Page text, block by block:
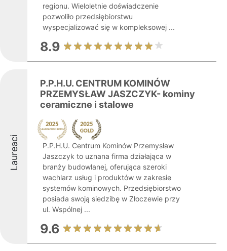
regionu. Wieloletnie doświadczenie
pozwoliło przedsiębiorstwu
wyspecjalizować się w kompleksowej ...
8.9
Laureaci
P.P.H.U. CENTRUM KOMINÓW
PRZEMYSŁAW JASZCZYK- kominy
ceramiczne i stalowe
P.P.H.U. Centrum Kominów Przemysław
Jaszczyk to uznana firma działająca w
branży budowlanej, oferująca szeroki
wachlarz usług i produktów w zakresie
systemów kominowych. Przedsiębiorstwo
posiada swoją siedzibę w Złoczewie przy
ul. Wspólnej ...
9.6